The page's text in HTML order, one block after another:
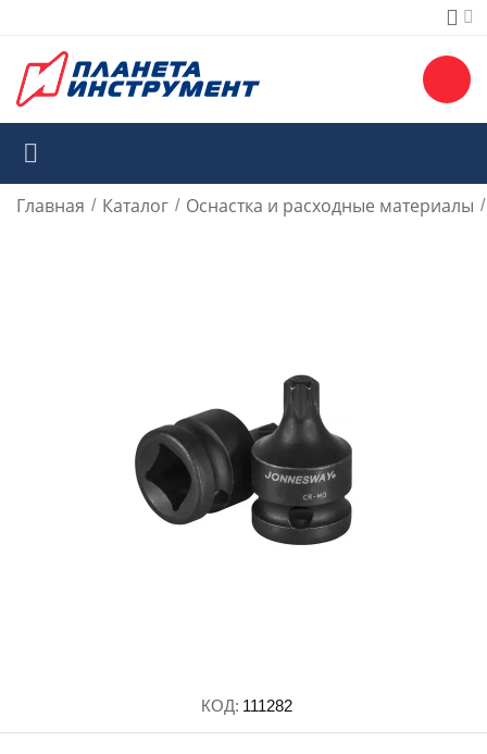
Главная / Каталог / Оснастка и расходные материалы /
КОД: 111282